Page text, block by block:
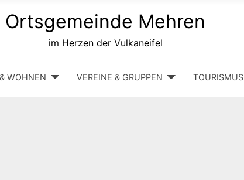
Ortsgemeinde Mehren
im Herzen der Vulkaneifel
WOHNEN VEREINE & GRUPPEN TOURISMUS